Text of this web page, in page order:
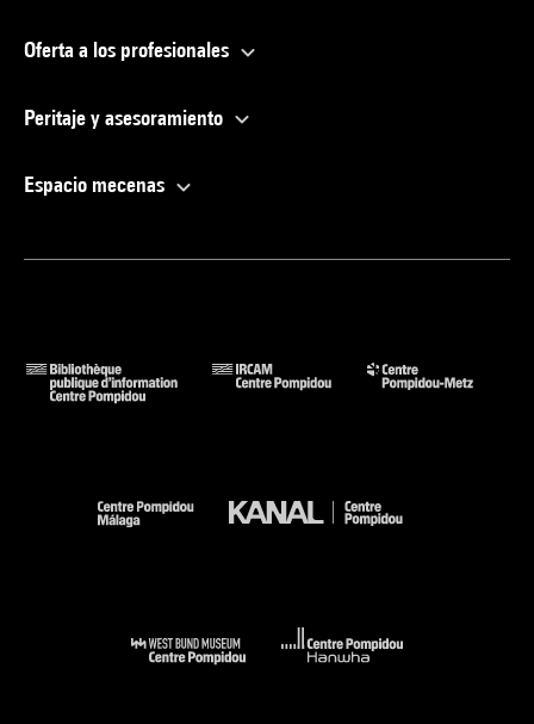
Oferta a los profesionales
Peritaje y asesoramiento
Espacio mecenas